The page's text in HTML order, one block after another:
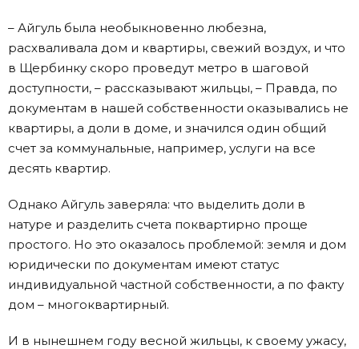
– Айгуль была необыкновенно любезна,
расхваливала дом и квартиры, свежий воздух, и что
в Щербинку скоро проведут метро в шаговой
доступности, – рассказывают жильцы, – Правда, по
документам в нашей собственности оказывались не
квартиры, а доли в доме, и значился один общий
счет за коммунальные, например, услуги на все
десять квартир.
Однако Айгуль заверяла: что выделить доли в
натуре и разделить счета поквартирно проще
простого. Но это оказалось проблемой: земля и дом
юридически по документам имеют статус
индивидуальной частной собственности, а по факту
дом – многоквартирный.
И в нынешнем году весной жильцы, к своему ужасу,